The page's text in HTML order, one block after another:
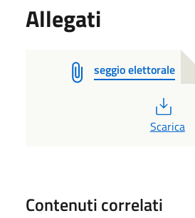
Allegati
seggio elettorale
PDF
Scarica
Contenuti correlati